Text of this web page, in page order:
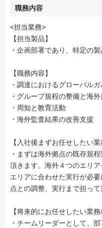
職務内容
<担当業務>
【担当製品】
・企画部署であり、特定の
【職務内容】
・調達におけるグローバル
・グループ規程の整備と海外
・周知と教育活動
・海外監査結果の改善支援
【入社後まずお任せしたい業
・まずは海外拠点の既存規
頂きます。海外４つのエリ
エリアに合わせた実行が必
点との調整、実行まで担っ
【将来的にお任せしたい業
・チームリーダーとして、